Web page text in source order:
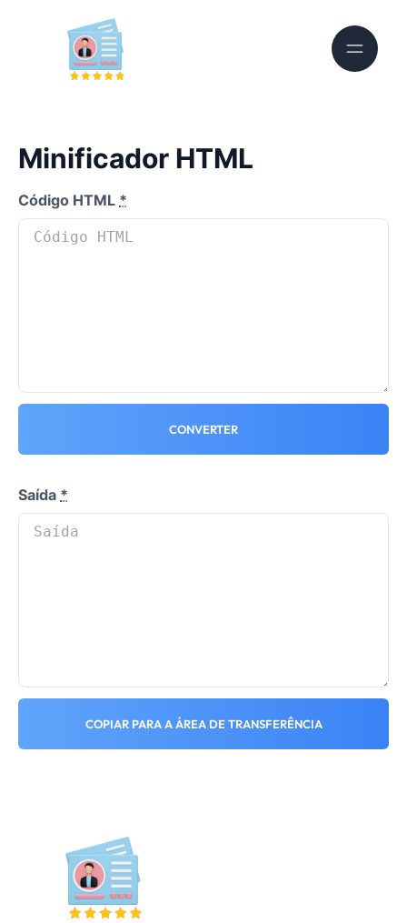
Minificador HTML
Código HTML *
CONVERTER
Saída *
COPIAR PARA A ÁREA DE TRANSFERÊNCIA